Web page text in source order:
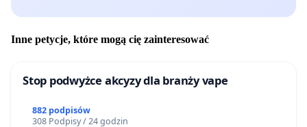
Inne petycje, które mogą cię zainteresować
Stop podwyżce akcyzy dla branży vape
882 podpisów
308 Podpisy / 24 godzin